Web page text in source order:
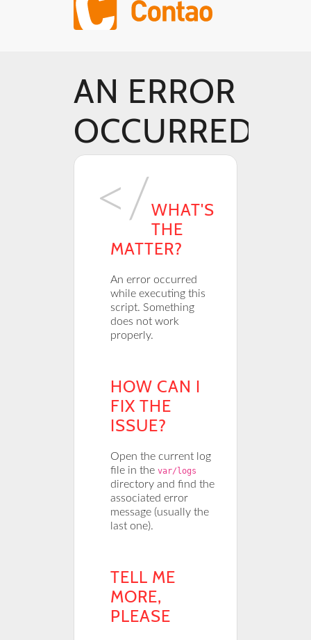
AN ERROR
OCCURRED
WHAT'S
THE
MATTER?
An error occurred
while executing this
script. Something
does not work
properly.
HOW CAN I
FIX THE
ISSUE?
Open the current log
file in thevar/logs
directory and find the
associated error
message (usually the
last one).
TELL ME
MORE,
PLEASE